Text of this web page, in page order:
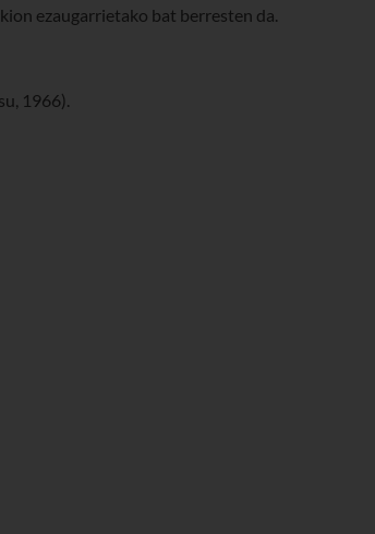
ezaugarrietako bat berresten da.
1966).